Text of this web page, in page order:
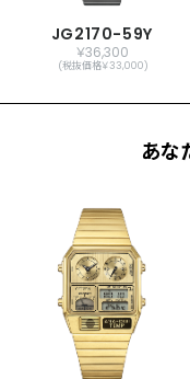
メーカー保証
JG2170-59Y
￥36,300
(税抜価格￥33,000)
あな